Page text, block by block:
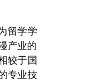
留学学
产业的
较于国
专业技